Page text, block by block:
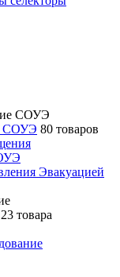
СОУЭ 80 товаров
Эвакуацией
23 товара